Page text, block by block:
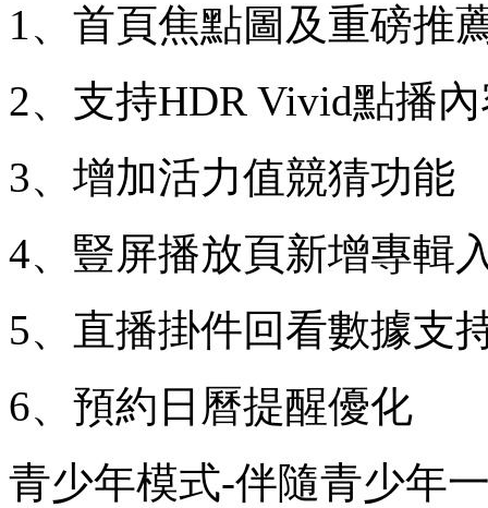
1、首頁焦點圖及重磅推
2、支持HDR Vivid點播
3、增加活力值競猜功能
4、豎屏播放頁新增專輯
5、直播掛件回看數據支
6、預約日曆提醒優化
青少年模式-伴隨青少年